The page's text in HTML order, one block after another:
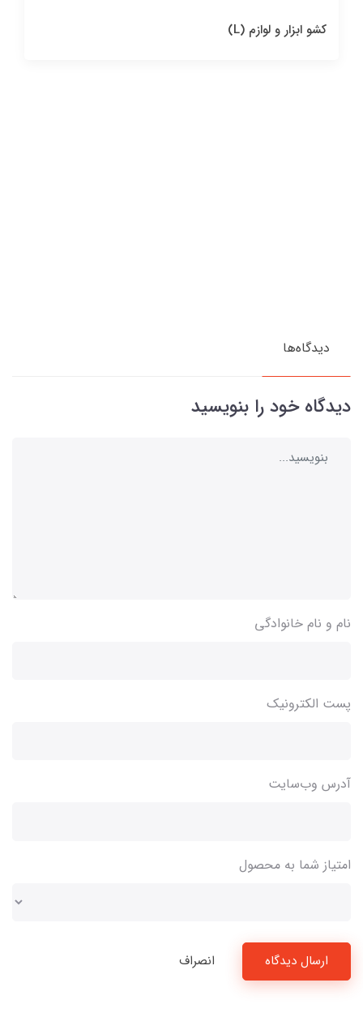
کشو ابزار و لوازم (L)
دیدگاه‌ها
دیدگاه خود را بنویسید
نام و نام خانوادگی
پست الکترونیک
آدرس وب‌سایت
امتیاز شما به محصول
ارسال دیدگاه انصراف